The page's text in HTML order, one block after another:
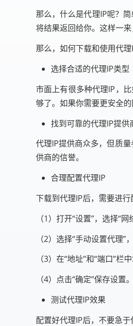
那么，什么是代理IP呢？
将结果返回给你。这样一
那么，如何下载和使用代
选择合适的代理IP类型
市面上有很多种代理IP，
够了。如果你需要更安全的
找到可靠的代理IP提供
代理IP提供商众多，但质
供商的信誉。
合理配置代理IP
下载到代理IP后，需要进
（1）打开“设置”，选择“
（2）选择“手动设置代理”
（3）在“地址”和“端口”
（4）点击“确定”保存设置。
测试代理IP效果
配置好代理IP后，不要急